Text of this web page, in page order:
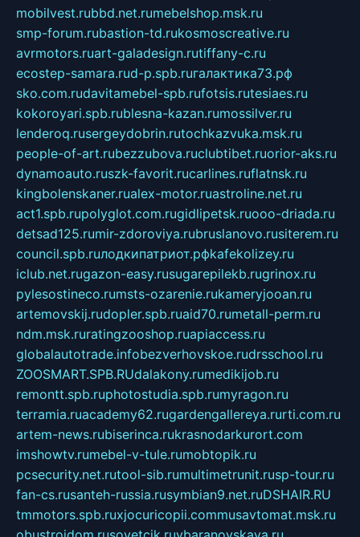
mobilvest.rubbd.net.rumebelshop.msk.ru
smp-forum.rubastion-td.rukosmoscreative.ru
avrmotors.ruart-galadesign.rutiffany-c.ru
ecostep-samara.rud-p.spb.ruгалактика73.рф
sko.com.rudavitamebel-spb.rufotsis.rutesiaes.ru
kokoroyari.spb.rublesna-kazan.rumossilver.ru
lenderoq.rusergeydobrin.rutochkazvuka.msk.ru
people-of-art.rubezzubova.ruclubtibet.ruorior-aks.ru
dynamoauto.ruszk-favorit.rucarlines.ruflatnsk.ru
kingbolenskaner.rualex-motor.ruastroline.net.ru
act1.spb.rupolyglot.com.rugidlipetsk.ruooo-driada.ru
detsad125.rumir-zdoroviya.rubruslanovo.rusiterem.ru
council.spb.ruлодкипатриот.рфkafekolizey.ru
iclub.net.rugazon-easy.rusugarepilekb.rugrinox.ru
pylesostineco.rumsts-ozarenie.rukameryjooan.ru
artemovskij.rudopler.spb.ruaid70.rumetall-perm.ru
ndm.msk.ruratingzooshop.ruapiaccess.ru
globalautotrade.infobezverhovskoe.rudrsschool.ru
ZOOSMART.SPB.RUdalakony.rumedikijob.ru
remontt.spb.ruphotostudia.spb.rumyragon.ru
terramia.ruacademy62.rugardengallereya.rurti.com.ru
artem-news.rubiserinca.rukrasnodarkurort.com
imshowtv.rumebel-v-tule.rumobtopik.ru
pcsecurity.net.rutool-sib.rumultimetrunit.rusp-tour.ru
fan-cs.rusanteh-russia.rusymbian9.net.ruDSHAIR.RU
tmmotors.spb.ruxjocuricopii.commusavtomat.msk.ru